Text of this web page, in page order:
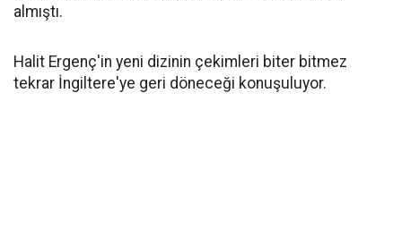
almıştı.
Halit Ergenç'in yeni dizinin çekimleri biter bitmez
tekrar İngiltere'ye geri döneceği konuşuluyor.